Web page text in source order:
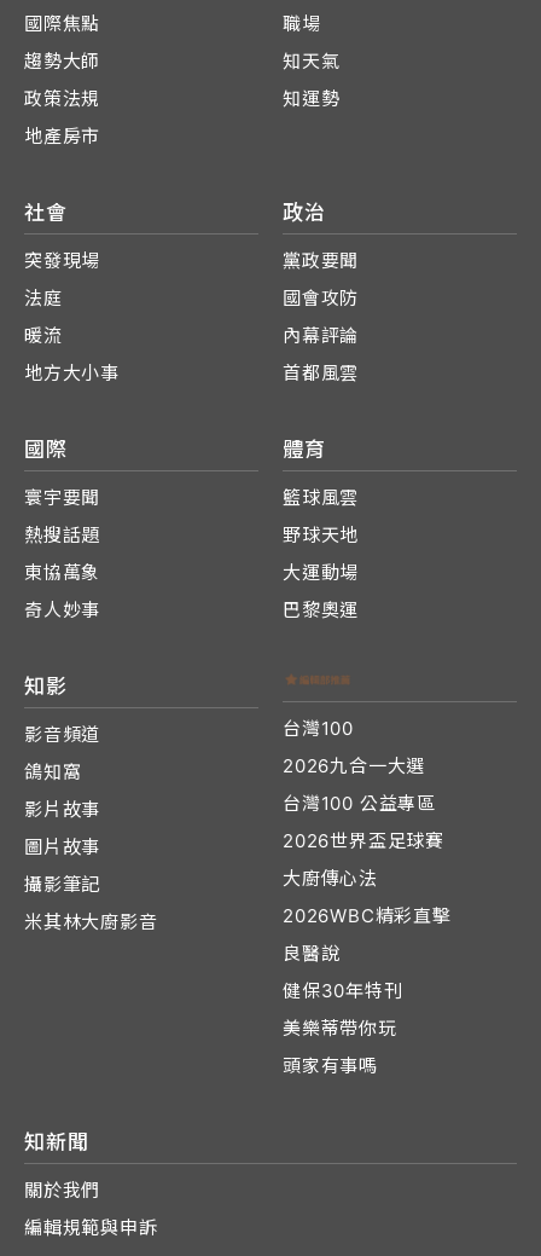
國際焦點
趨勢大師
政策法規
地產房市
職場
知天氣
知運勢
社會
突發現場
法庭
暖流
地方大小事
政治
黨政要聞
國會攻防
內幕評論
首都風雲
國際
寰宇要聞
熱搜話題
東協萬象
奇人妙事
體育
籃球風雲
野球天地
大運動場
巴黎奧運
知影
影音頻道
鴿知窩
影片故事
圖片故事
攝影筆記
米其林大廚影音
台灣100
2026九合一大選
台灣100 公益專區
2026世界盃足球賽
大廚傳心法
2026WBC精彩直擊
良醫說
健保30年特刊
美樂蒂帶你玩
頭家有事嗎
知新聞
關於我們
編輯規範與申訴